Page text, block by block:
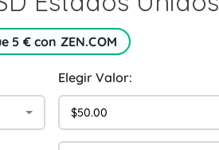
5 € con ZEN.COM
Elegir Valor:
$50.00